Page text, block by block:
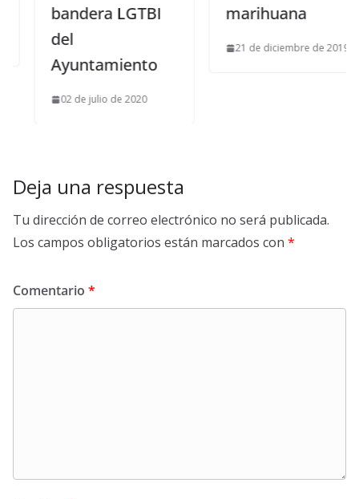
bandera LGTBI
del
Ayuntamiento
02 de julio de 2020
marihuana
21 de diciembre de 2019
Deja una respuesta
Tu dirección de correo electrónico no será publicada.
Los campos obligatorios están marcados con *
Comentario *